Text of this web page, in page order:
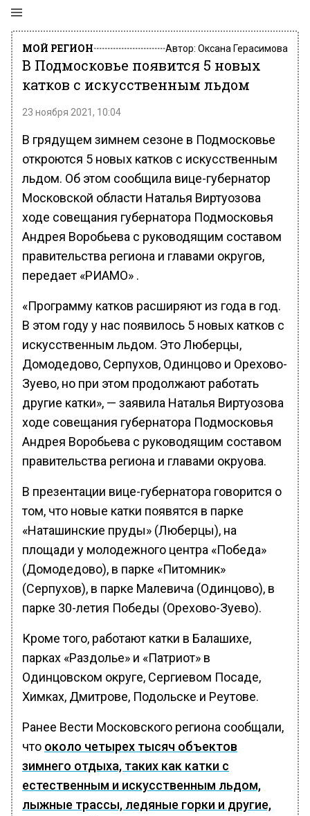
МОЙ РЕГИОН Автор: Оксана Герасимова
В Подмосковье появится 5 новых
катков с искусственным льдом
23 ноября 2021, 10:04
В грядущем зимнем сезоне в Подмосковье
откроются 5 новых катков с искусственным
льдом. Об этом сообщила вице-губернатор
Московской области Наталья Виртуозова
ходе совещания губернатора Подмосковья
Андрея Воробьева с руководящим составом
правительства региона и главами округов,
передает «РИАМО» .
«Программу катков расширяют из года в год.
В этом году у нас появилось 5 новых катков с
искусственным льдом. Это Люберцы,
Домодедово, Серпухов, Одинцово и Орехово-
Зуево, но при этом продолжают работать
другие катки», — заявила Наталья Виртуозова
ходе совещания губернатора Подмосковья
Андрея Воробьева с руководящим составом
правительства региона и главами окруова.
В презентации вице-губернатора говорится о
том, что новые катки появятся в парке
«Наташинские пруды» (Люберцы), на
площади у молодежного центра «Победа»
(Домодедово), в парке «Питомник»
(Серпухов), в парке Малевича (Одинцово), в
парке 30-летия Победы (Орехово-Зуево).
Кроме того, работают катки в Балашихе,
парках «Раздолье» и «Патриот» в
Одинцовском округе, Сергиевом Посаде,
Химках, Дмитрове, Подольске и Реутове.
Ранее Вести Московского региона сообщали,
что около четырех тысяч объектов
зимнего отдыха, таких как катки с
естественным и искусственным льдом,
лыжные трассы, ледяные горки и другие,